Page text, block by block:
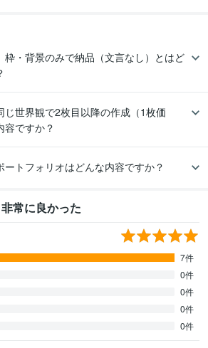
枠・背景のみで納品（文言なし）とはど
じ世界観で2枚目以降の作成（1枚価
容ですか？
ートフォリオはどんな内容ですか？
常に良かった
7件
0件
0件
0件
0件